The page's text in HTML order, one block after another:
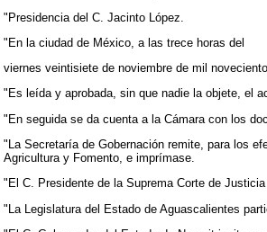
"Presidencia del C. Jacinto López.
"En la ciudad de México, a las trece horas del
viernes veintisiete de noviembre de mil
"Es leída y aprobada, sin que nadie la objete, el
"En seguida se da cuenta a la Cámara con los
"La Secretaría de Gobernación remite, para los
Agricultura y Fomento, e imprímase.
"El C. Presidente de la Suprema Corte de
"La Legislatura del Estado de Aguascalientes